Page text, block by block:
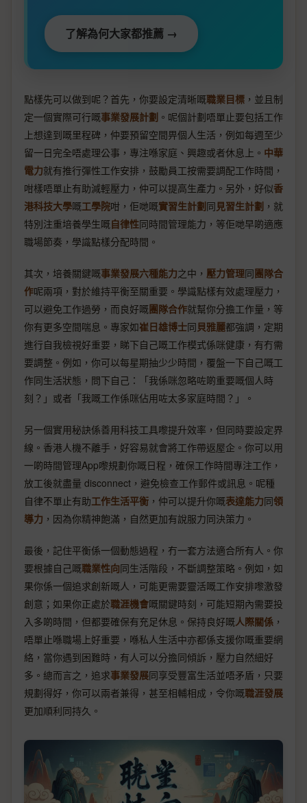
了解為何大家都推薦 →
點樣先可以做到呢？首先，你要設定清晰嘅職業目標 ，並且制
定一個實際可行嘅事業發展計劃 。呢個計劃唔單止要包括工作
上想達到嘅里程碑，仲要預留空間畀個人生活，例如每週至少
留一日完全唔處理公事，專注喺家庭、興趣或者休息上。 中華
電力就有推行彈性工作安排，鼓勵員工按需要調配工作時間，
咁樣唔單止有助減輕壓力，仲可以提高生產力。另外，好似香
港科技大學嘅工學院咁，佢哋嘅實習生計劃同見習生計劃 ，就
特別注重培養學生嘅自律性同時間管理能力，等佢哋早啲適應
職場節奏，學識點樣分配時間。
其次，培養關鍵嘅事業發展六種能力之中， 壓力管理同團隊合
作呢兩項，對於維持平衡至關重要。學識點樣有效處理壓力，
可以避免工作過勞，而良好嘅團隊合作就幫你分擔工作量，等
你有更多空間喘息。專家如崔日雄博士同貝雅麗都強調，定期
進行自我檢視好重要，睇下自己嘅工作模式係咪健康，有冇需
要調整。例如，你可以每星期抽少少時間，覆盤一下自己嘅工
作同生活狀態，問下自己：「我係咪忽略咗啲重要嘅個人時
刻？」或者「我嘅工作係咪佔用咗太多家庭時間？」。
另一個實用秘訣係善用科技工具嚟提升效率，但同時要設定界
線。香港人機不離手，好容易就會將工作帶返屋企。你可以用
一啲時間管理App嚟規劃你嘅日程，確保工作時間專注工作，
放工後就盡量 disconnect，避免檢查工作郵件或訊息。呢種
自律不單止有助工作生活平衡 ，仲可以提升你嘅表達能力同領
導力 ，因為你精神飽滿，自然更加有說服力同決策力。
最後，記住平衡係一個動態過程，冇一套方法適合所有人。你
要根據自己嘅職業性向同生活階段，不斷調整策略。例如，如
果你係一個追求創新嘅人，可能更需要靈活嘅工作安排嚟激發
創意；如果你正處於職涯機會嘅關鍵時刻，可能短期內需要投
入多啲時間，但都要確保有充足休息。保持良好嘅人際關係 ，
唔單止喺職場上好重要，喺私人生活中亦都係支援你嘅重要網
絡，當你遇到困難時，有人可以分擔同傾訴，壓力自然細好
多。總而言之，追求事業發展同享受豐富生活並唔矛盾，只要
規劃得好，你可以兩者兼得，甚至相輔相成，令你嘅職涯發展
更加順利同持久。